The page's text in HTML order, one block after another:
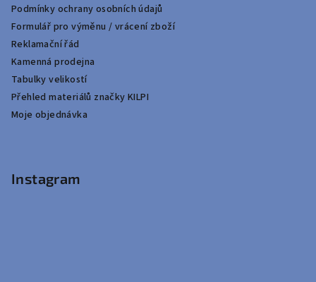
Podmínky ochrany osobních údajů
Formulář pro výměnu / vrácení zboží
Reklamační řád
Kamenná prodejna
Tabulky velikostí
Přehled materiálů značky KILPI
Moje objednávka
Instagram